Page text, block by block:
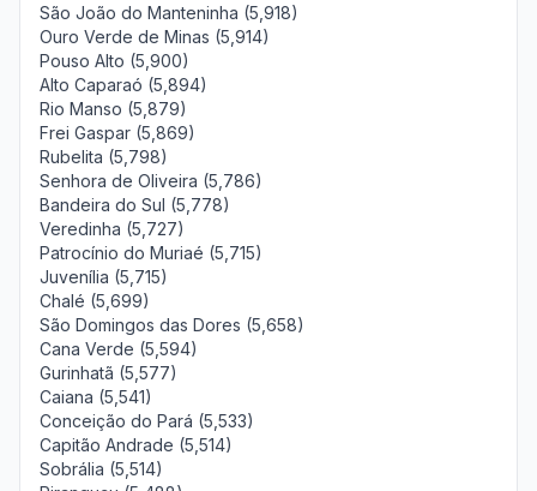
São João do Manteninha (5,918)
Ouro Verde de Minas (5,914)
Pouso Alto (5,900)
Alto Caparaó (5,894)
Rio Manso (5,879)
Frei Gaspar (5,869)
Rubelita (5,798)
Senhora de Oliveira (5,786)
Bandeira do Sul (5,778)
Veredinha (5,727)
Patrocínio do Muriaé (5,715)
Juvenília (5,715)
Chalé (5,699)
São Domingos das Dores (5,658)
Cana Verde (5,594)
Gurinhatã (5,577)
Caiana (5,541)
Conceição do Pará (5,533)
Capitão Andrade (5,514)
Sobrália (5,514)